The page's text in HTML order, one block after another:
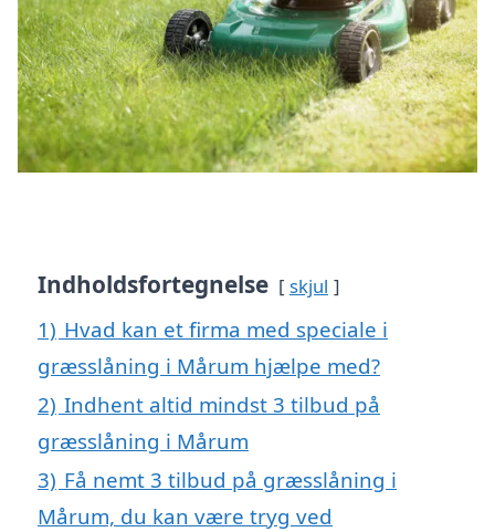
Indholdsfortegnelse skjul
1) Hvad kan et firma med speciale i
græsslåning i Mårum hjælpe med?
2) Indhent altid mindst 3 tilbud på
græsslåning i Mårum
3) Få nemt 3 tilbud på græsslåning i
Mårum, du kan være tryg ved